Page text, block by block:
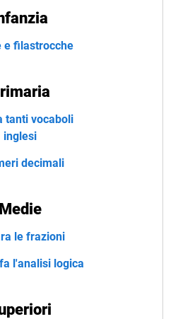
e filastrocche
tanti vocaboli
inglesi
decimali
Medie
le frazioni
l'analisi logica